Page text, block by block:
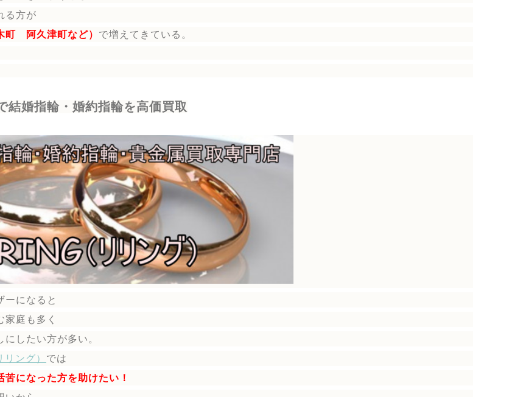
る方が
町 阿久津町など） で増えてきている。
結婚指輪・婚約指輪を高価買取
ーになると
家庭も多く
にしたい方が多い。
ング） では
苦になった方を助けたい！